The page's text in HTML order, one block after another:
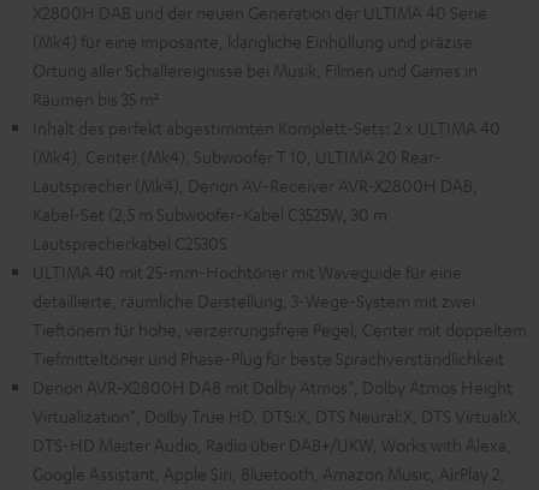
X2800H DAB und der neuen Generation der ULTIMA 40 Serie
(Mk4) für eine imposante, klangliche Einhüllung und präzise
Ortung aller Schallereignisse bei Musik, Filmen und Games in
Räumen bis 35 m²
Inhalt des perfekt abgestimmten Komplett-Sets: 2 x ULTIMA 40
(Mk4), Center (Mk4), Subwoofer T 10, ULTIMA 20 Rear-
Lautsprecher (Mk4), Denon AV-Receiver AVR-X2800H DAB,
Kabel-Set (2,5 m Subwoofer-Kabel C3525W, 30 m
Lautsprecherkabel C2530S
ULTIMA 40 mit 25-mm-Hochtöner mit Waveguide für eine
detaillierte, räumliche Darstellung, 3-Wege-System mit zwei
Tieftönern für hohe, verzerrungsfreie Pegel, Center mit doppeltem
Tiefmitteltöner und Phase-Plug für beste Sprachverständlichkeit
Denon AVR-X2800H DAB mit Dolby Atmos*, Dolby Atmos Height
Virtualization*, Dolby True HD, DTS:X, DTS Neural:X, DTS Virtual:X,
DTS-HD Master Audio, Radio über DAB+/UKW, Works with Alexa,
Google Assistant, Apple Siri, Bluetooth, Amazon Music, AirPlay 2,